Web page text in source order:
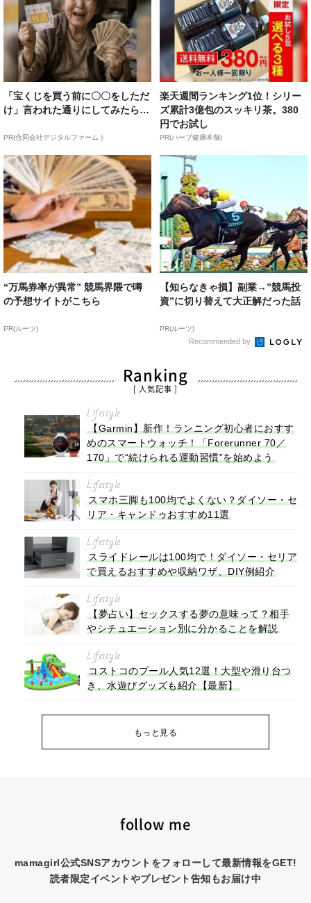
「宝くじを買う前に〇〇をしただ
け」言われた通りにしてみたら…
PR(合同会社デジタルファーム )
楽天週間ランキング1位！シリー
ズ累計3億包のスッキリ茶。380
円でお試し
PR(ハーブ健康本舗)
“万馬券率が異常” 競馬界隈で噂
の予想サイトがこちら
PR(ルーツ)
【知らなきゃ損】副業→”競馬投
資”に切り替えて大正解だった話
PR(ルーツ)
Recommended by
Ranking
[ 人気記事 ]
Lifestyle
【Garmin】新作！ランニング初心者におすす
めのスマートウォッチ！「Forerunner 70／
170」で“続けられる運動習慣”を始めよう
Lifestyle
スマホ三脚も100均でよくない？ダイソー・セ
リア・キャンドゥおすすめ11選
Lifestyle
スライドレールは100均で！ダイソー・セリア
で買えるおすすめや収納ワザ、DIY例紹介
Lifestyle
【夢占い】セックスする夢の意味って？相手
やシチュエーション別に分かることを解説
Lifestyle
コストコのプール人気12選！大型や滑り台つ
き、水遊びグッズも紹介【最新】
もっと見る
follow me
mamagirl公式SNSアカウントをフォローして最新情報をGET!
読者限定イベントやプレゼント告知もお届け中